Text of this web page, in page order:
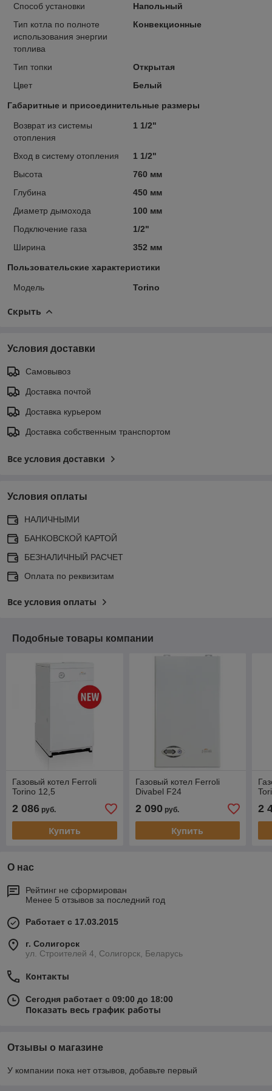
Способ установки
Напольный
Тип котла по полноте
использования энергии
топлива
Конвекционные
Тип топки
Открытая
Цвет
Белый
Габаритные и присоединительные размеры
Возврат из системы
отопления
1 1/2"
Вход в систему отопления
1 1/2"
Высота
760 мм
Глубина
450 мм
Диаметр дымохода
100 мм
Подключение газа
1/2"
Ширина
352 мм
Пользовательские характеристики
Модель Torino
Скрыть
Условия доставки
Самовывоз
Доставка почтой
Доставка курьером
Доставка собственным транспортом
Все условия доставки
Условия оплаты
НАЛИЧНЫМИ
БАНКОВСКОЙ КАРТОЙ
БЕЗНАЛИЧНЫЙ РАСЧЕТ
Оплата по реквизитам
Все условия оплаты
Подобные товары компании
Газовый котел Ferroli
Torino 12,5
2 086 руб.
Купить
Газовый котел Ferroli
Divabel F24
2 090руб.
Купить
2
О нас
Рейтинг не сформирован
Менее 5 отзывов за последний год
Работает с 17.03.2015
г. Солигорск
ул. Строителей 4, Солигорск, Беларусь
Контакты
Сегодня работает с 09:00 до 18:00
Показать весь график работы
Отзывы о магазине
У компании пока нет отзывов, добавьте первый